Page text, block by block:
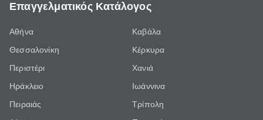
Επαγγελματικός Κατάλογος
Αθήνα
Θεσσαλονίκη
Περιστέρι
Ηράκλειο
Πειραιάς
Καβάλα
Κέρκυρα
Χανιά
Ιωάννινα
Τρίπολη